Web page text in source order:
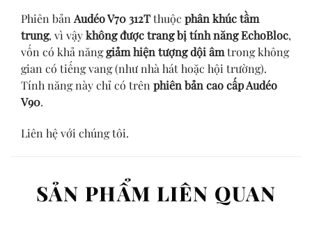
Phiên bảnAudéo V70 312Tthuộc phân khúc tầm
trung, vì vậykhông được trang bị tính năng EchoBloc,
vốn có khả nănggiảm hiện tượng dội âmtrong không
gian có tiếng vang (như nhà hát hoặc hội trường).
Tính năng này chỉ có trênphiên bản cao cấp Audéo
V90.
Liên hệ với chúng tôi.
SẢN PHẨM LIÊN QUAN